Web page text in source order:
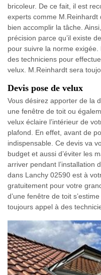
bricoleur. De ce fait, il est
experts comme
bien accomplir la tâche.
précision parce qu’il existe
pour suivre la norme
des techniciens pour
velux. M.Reinhardt sera
Devis pose de velux
Vous désirez apporter de la
une fenêtre de toit ou
velux éclaire l’intérieur de
plafond. En effet, avant de
indispensable. Ce devis va
budget et aussi d’éviter les
arriver pendant l’installation
dans Lanchy 02590 est à
gratuitement pour votre
d’une fenêtre de toit
toujours appel à des